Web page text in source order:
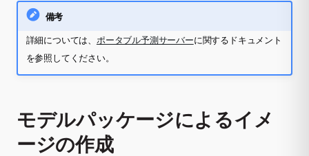
備考
詳細については、 ポータブル予測サーバーに関するドキュメント
を参照してください。
モデルパッケージによるイメ
ージの作成